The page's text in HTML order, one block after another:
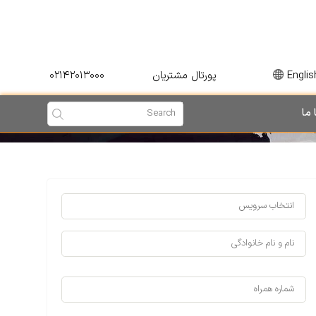
پورتال مشتریان ۰۲۱۴۲۰۱۳۰۰۰
ما